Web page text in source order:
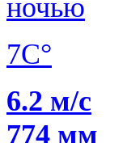
ночью
7C°
6.2 м/с
774 мм